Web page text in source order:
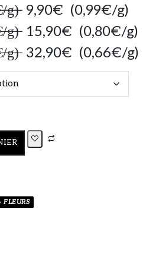
̶g̶)̶ 9,90€ (0,99€/g)
̶g̶)̶ 15,90€ (0,80€/g)
̶g̶)̶ 32,90€ (0,66€/g)
FLEURS